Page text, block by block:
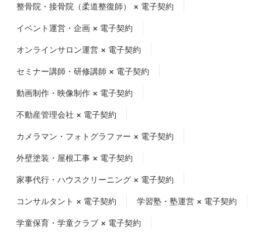
整骨院・接骨院（柔道整復師） × 電子契約
イベント運営・企画 × 電子契約
オンラインサロン運営 × 電子契約
セミナー講師・研修講師 × 電子契約
動画制作・映像制作 × 電子契約
不動産管理会社 × 電子契約
カメラマン・フォトグラファー × 電子契約
外壁塗装・屋根工事 × 電子契約
家事代行・ハウスクリーニング × 電子契約
コンサルタント × 電子契約 学習塾・塾運営 × 電子契約
学童保育・学童クラブ × 電子契約